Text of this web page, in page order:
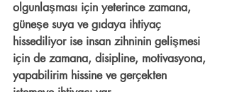
olgunlaşması için yeterince zamana,
güneşe suya ve gıdaya ihtiyaç
hissediliyor ise insan zihninin gelişmesi
için de zamana, disipline, motivasyona,
yapabilirim hissine ve gerçekten